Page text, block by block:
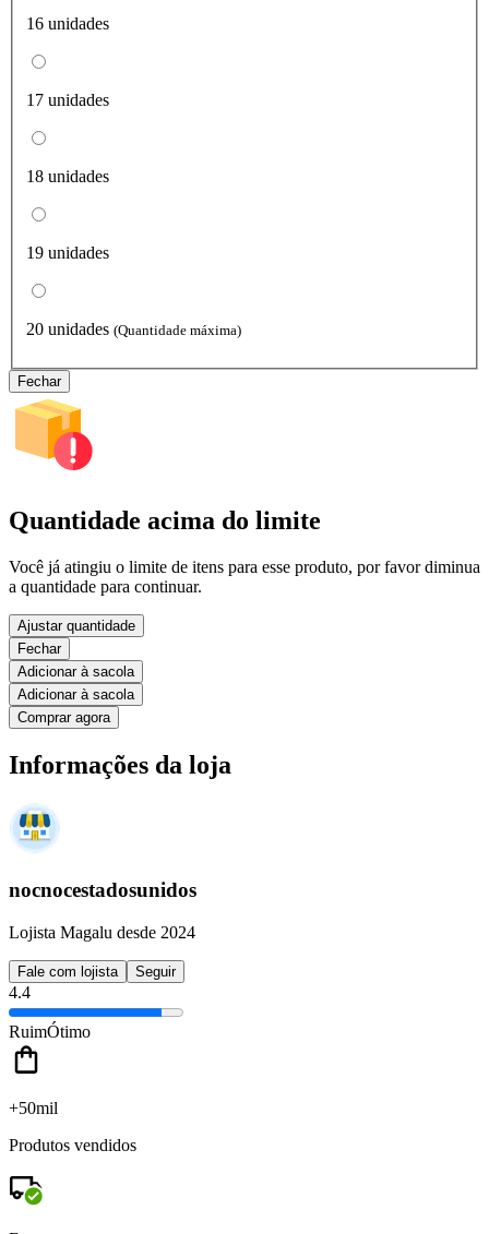
16 unidades
17 unidades
18 unidades
19 unidades
20 unidades (Quantidade máxima)
Fechar
Quantidade acima do limite
Você já atingiu o limite de itens para esse produto, por favor diminua
a quantidade para continuar.
Ajustar quantidade
Fechar
Adicionar à sacola
Adicionar à sacola
Comprar agora
Informações da loja
nocnocestadosunidos
Lojista Magalu desde 2024
Fale com lojista Seguir
4.4
RuimÓtimo
+50mil
Produtos vendidos